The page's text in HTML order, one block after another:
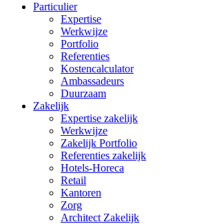
Particulier
Expertise
Werkwijze
Portfolio
Referenties
Kostencalculator
Ambassadeurs
Duurzaam
Zakelijk
Expertise zakelijk
Werkwijze
Zakelijk Portfolio
Referenties zakelijk
Hotels-Horeca
Retail
Kantoren
Zorg
Architect Zakelijk